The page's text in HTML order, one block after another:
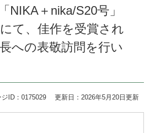
NIKA＋nika/S20号」
て、佳作を受賞され
への表敬訪問を行い
ジID：0175029 更新日：2026年5月20日更新